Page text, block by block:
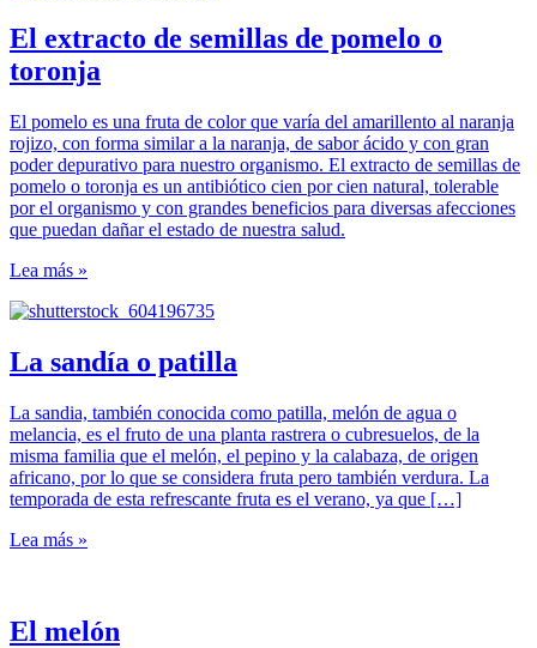
El extracto de semillas de pomelo o
toronja
El pomelo es una fruta de color que varía del amarillento al naranja
rojizo, con forma similar a la naranja, de sabor ácido y con gran
poder depurativo para nuestro organismo. El extracto de semillas de
pomelo o toronja es un antibiótico cien por cien natural, tolerable
por el organismo y con grandes beneficios para diversas afecciones
que puedan dañar el estado de nuestra salud.
Lea más »
La sandía o patilla
La sandia, también conocida como patilla, melón de agua o
melancia, es el fruto de una planta rastrera o cubresuelos, de la
misma familia que el melón, el pepino y la calabaza, de origen
africano, por lo que se considera fruta pero también verdura. La
temporada de esta refrescante fruta es el verano, ya que […]
Lea más »
El melón